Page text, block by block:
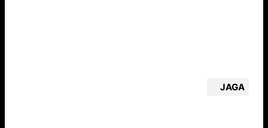
JAGA